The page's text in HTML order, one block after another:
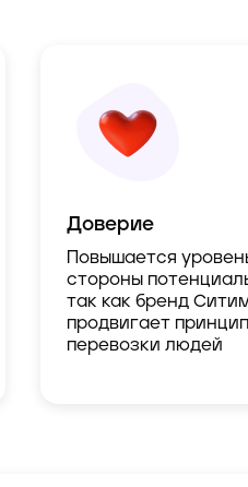
Доверие
Повышается
стороны
так как бренд
продвигает
перевозки людей